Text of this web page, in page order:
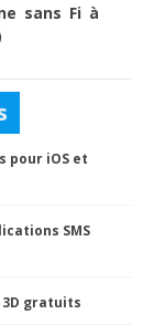
sans Fi à
pour iOS et
SMS
gratuits